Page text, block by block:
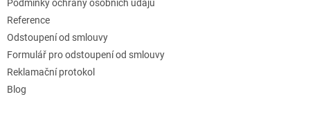
Podmínky ochrany osobních údajů
Reference
Odstoupení od smlouvy
Formulář pro odstoupení od smlouvy
Reklamační protokol
Blog